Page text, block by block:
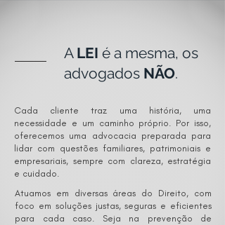
A LEI é a mesma, os
advogados NÃO.
Cada cliente traz uma história, uma
necessidade e um caminho próprio. Por isso,
oferecemos uma advocacia preparada para
lidar com questões familiares, patrimoniais e
empresariais, sempre com clareza, estratégia
e cuidado.
Atuamos em diversas áreas do Direito, com
foco em soluções justas, seguras e eficientes
para cada caso. Seja na prevenção de